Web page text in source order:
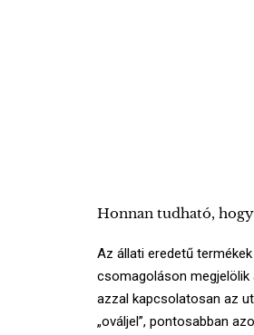
Honnan tudható,
Az állati eredetű
csomagoláson megjelölik
azzal kapcsolatosan az
„ováljel”, pontosabban